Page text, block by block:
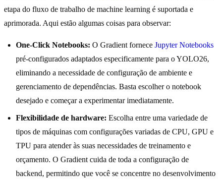
etapa do fluxo de trabalho de machine learning é suportada e
aprimorada. Aqui estão algumas coisas para observar:
One-Click Notebooks: O Gradient fornece Jupyter Notebooks
pré-configurados adaptados especificamente para o YOLO26,
eliminando a necessidade de configuração de ambiente e
gerenciamento de dependências. Basta escolher o notebook
desejado e começar a experimentar imediatamente.
Flexibilidade de hardware: Escolha entre uma variedade de
tipos de máquinas com configurações variadas de CPU, GPU e
TPU para atender às suas necessidades de treinamento e
orçamento. O Gradient cuida de toda a configuração de
backend, permitindo que você se concentre no desenvolvimento